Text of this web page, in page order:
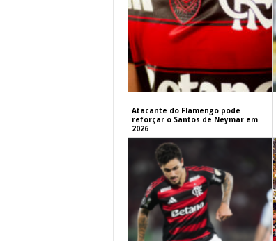
Atacante do Flamengo pode
reforçar o Santos de Neymar em
2026